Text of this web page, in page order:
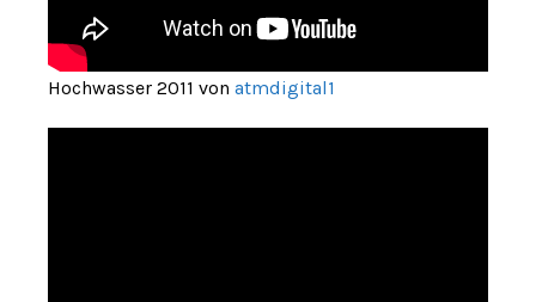
Hochwasser 2011 von atmdigital1